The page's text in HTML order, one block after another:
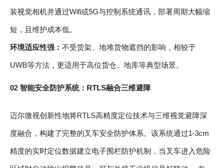
装视觉相机并通过Wifi或5G与控制系统通讯，部署周期大幅缩
短，且维护成本低。
环境适应性强： 不受货架、地堆货物遮挡的影响，相较于
UWB等方法，更适用于高位货仓、地库等典型场景。
02 智能安全防护系统：RTLS融合三维避障
迈尔微视创新性地将RTLS高精度定位技术与三维视觉避障深
度融合，构建了完整的叉车安全防护体系。该系统通过1-3cm
精度的实时定位数据建立电子围栏防护机制，当叉车进入危险